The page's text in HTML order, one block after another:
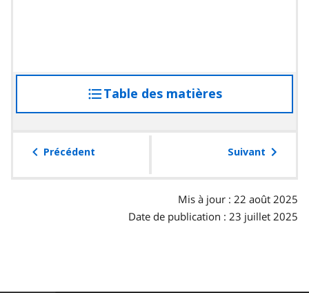
Table des matières
à
table
Précédent Suivant
Mis à jour : 22 août 2025
Date de publication : 23 juillet 2025